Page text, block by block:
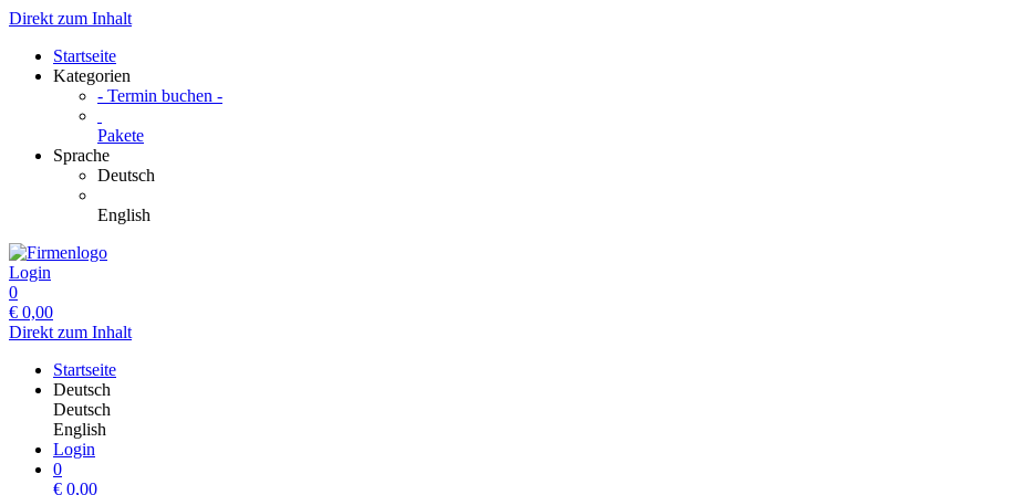
Direkt zum Inhalt
Startseite
Kategorien
- Termin buchen -
Pakete
Sprache
Deutsch
English
Login
0
€ 0,00
Direkt zum Inhalt
Startseite
Deutsch
Deutsch
English
Login
0
€ 0,00